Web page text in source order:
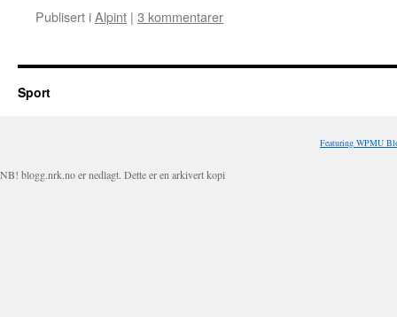
Publisert iAlpint | 3 kommentarer
Sport
Featuring WPMU
NB! blogg.nrk.no er nedlagt. Dette er en arkivert kopi